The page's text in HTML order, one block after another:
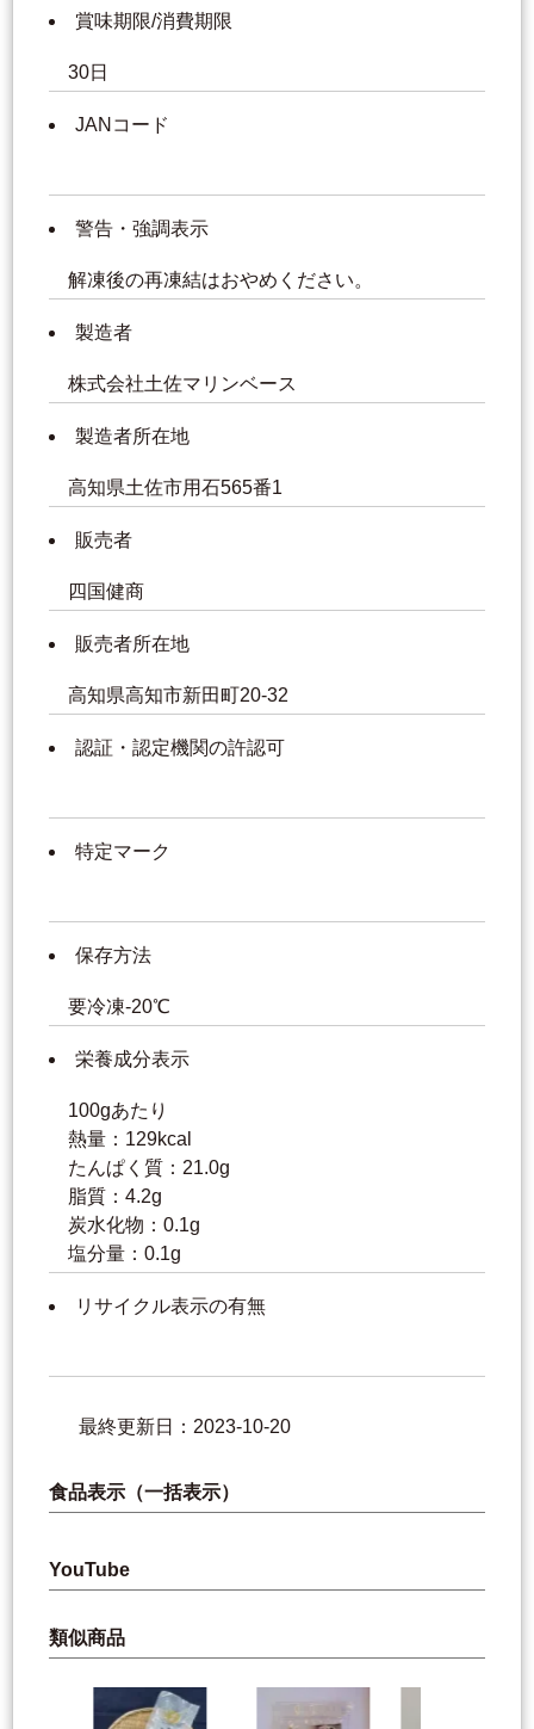
賞味期限/消費期限
30日
JANコード
警告・強調表示
解凍後の再凍結はおやめください。
製造者
株式会社土佐マリンベース
製造者所在地
高知県土佐市用石565番1
販売者
四国健商
販売者所在地
高知県高知市新田町20-32
認証・認定機関の許認可
特定マーク
保存方法
要冷凍-20℃
栄養成分表示
100gあたり
熱量：129kcal
たんぱく質：21.0g
脂質：4.2g
炭水化物：0.1g
塩分量：0.1g
リサイクル表示の有無
最終更新日：2023-10-20
食品表示（一括表示）
YouTube
類似商品